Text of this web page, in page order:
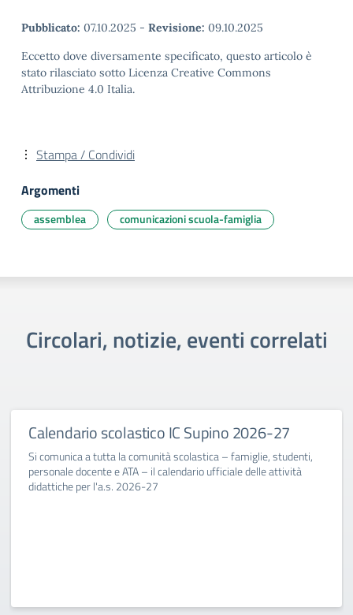
Pubblicato: 07.10.2025 - Revisione: 09.10.2025
Eccetto dove diversamente specificato, questo articolo è
stato rilasciato sotto Licenza Creative Commons
Attribuzione 4.0 Italia.
Stampa / Condividi
Argomenti
assemblea comunicazioni scuola-famiglia
Circolari, notizie, eventi correlati
Calendario scolastico IC Supino 2026-27
Si comunica a tutta la comunità scolastica – famiglie, studenti,
personale docente e ATA – il calendario ufficiale delle attività
didattiche per l'a.s. 2026-27